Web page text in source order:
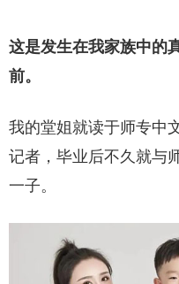
这是发生在我家族中的
前。
我的堂姐就读于师专中
记者，毕业后不久就与
一子。